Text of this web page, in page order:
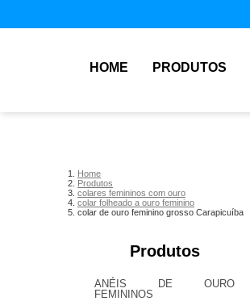
HOME PRODUTOS
Home
Produtos
colares femininos com ouro
colar folheado a ouro feminino
colar de ouro feminino grosso Carapicuíba
Produtos
ANÉIS DE OURO
FEMININOS